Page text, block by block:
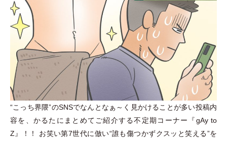
“こっち界隈”のSNSでなんとなぁ～く見かけることが多い投稿内
容を、かるたにまとめてご紹介する不定期コーナー『gAy to
Z』！！ お笑い第7世代に倣い“誰も傷つかずクスッと笑える”を